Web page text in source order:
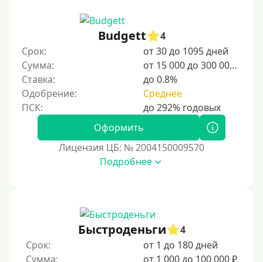
Несовершеннолетним
Для мужчин
Женский займ
Мамам в декрете
Без прописки
С временной регистрацией
Пенсионерам до 70 лет
Пенсионерам до 75 лет
Budgett
4
Срок:
от 30 до 1095 дней
Сумма:
от 15 000 до 300 000 ₽
Ставка:
до 0.8%
Одобрение:
Среднее
Оформить
Лицензия ЦБ: № 2004150009570
Подробнее
Быстроденьги
4
Срок:
от 1 до 180 дней
Сумма:
от 1 000 до 100 000 ₽